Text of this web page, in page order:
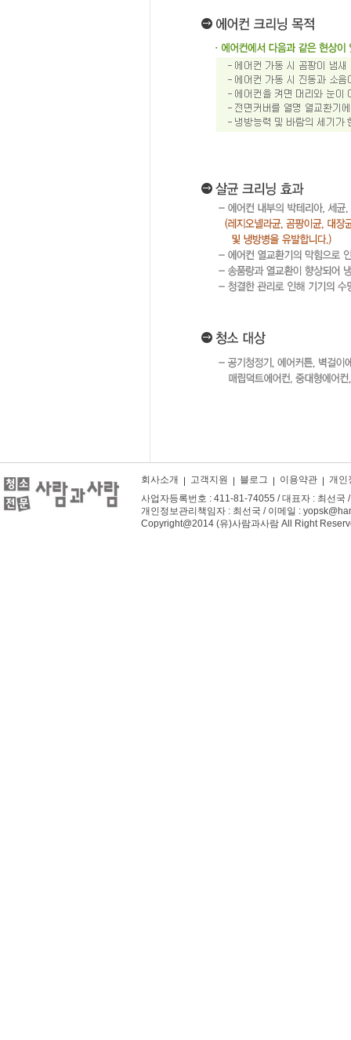
회사소개 고객지원 블로그 이용약관
개인
사업자등록번호 : 411-81-74055 / 대표자 : 최선
개인정보관리책임자 : 최선국 / 이메일 :
Copyright@2014 (유)사람과사람 All Right